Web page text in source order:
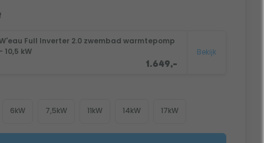
Full Inverter 2.0 zwembad warmtepomp
10,5 kW
1.649,-
Bekijk
6kW 7,5kW 11kW 14kW 17kW